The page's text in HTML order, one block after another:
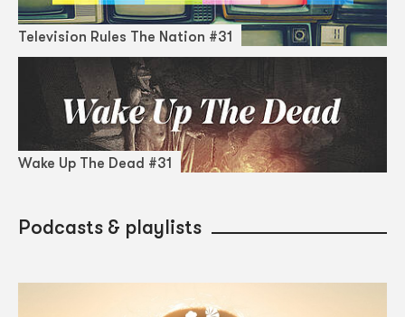
Television Rules The Nation #31
Wake Up The Dead #31
Podcasts & playlists